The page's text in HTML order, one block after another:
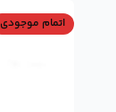
اتمام موجودی